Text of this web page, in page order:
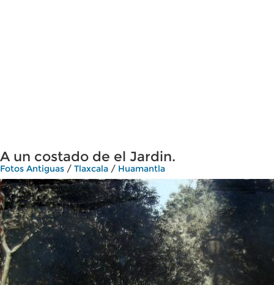
A un costado de el Jardin.
Fotos Antiguas / Tlaxcala / Huamantla